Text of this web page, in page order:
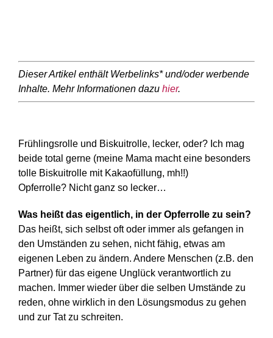
Dieser Artikel enthält Werbelinks* und/oder werbende
Inhalte. Mehr Informationen dazu hier.
Frühlingsrolle und Biskuitrolle, lecker, oder? Ich mag
beide total gerne (meine Mama macht eine besonders
tolle Biskuitrolle mit Kakaofüllung, mh!!)
Opferrolle? Nicht ganz so lecker…
Was heißt das eigentlich, in der Opferrolle zu sein?
Das heißt, sich selbst oft oder immer als gefangen in
den Umständen zu sehen, nicht fähig, etwas am
eigenen Leben zu ändern. Andere Menschen (z.B. den
Partner) für das eigene Unglück verantwortlich zu
machen. Immer wieder über die selben Umstände zu
reden, ohne wirklich in den Lösungsmodus zu gehen
und zur Tat zu schreiten.